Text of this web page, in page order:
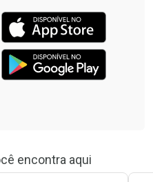
encontra aqui